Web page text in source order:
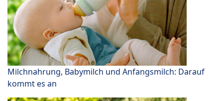
Milchnahrung, Babymilch und Anfangsmilch: Darauf
kommt es an